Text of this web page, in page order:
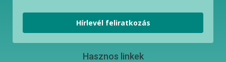
Hírlevél feliratkozás
Hasznos linkek